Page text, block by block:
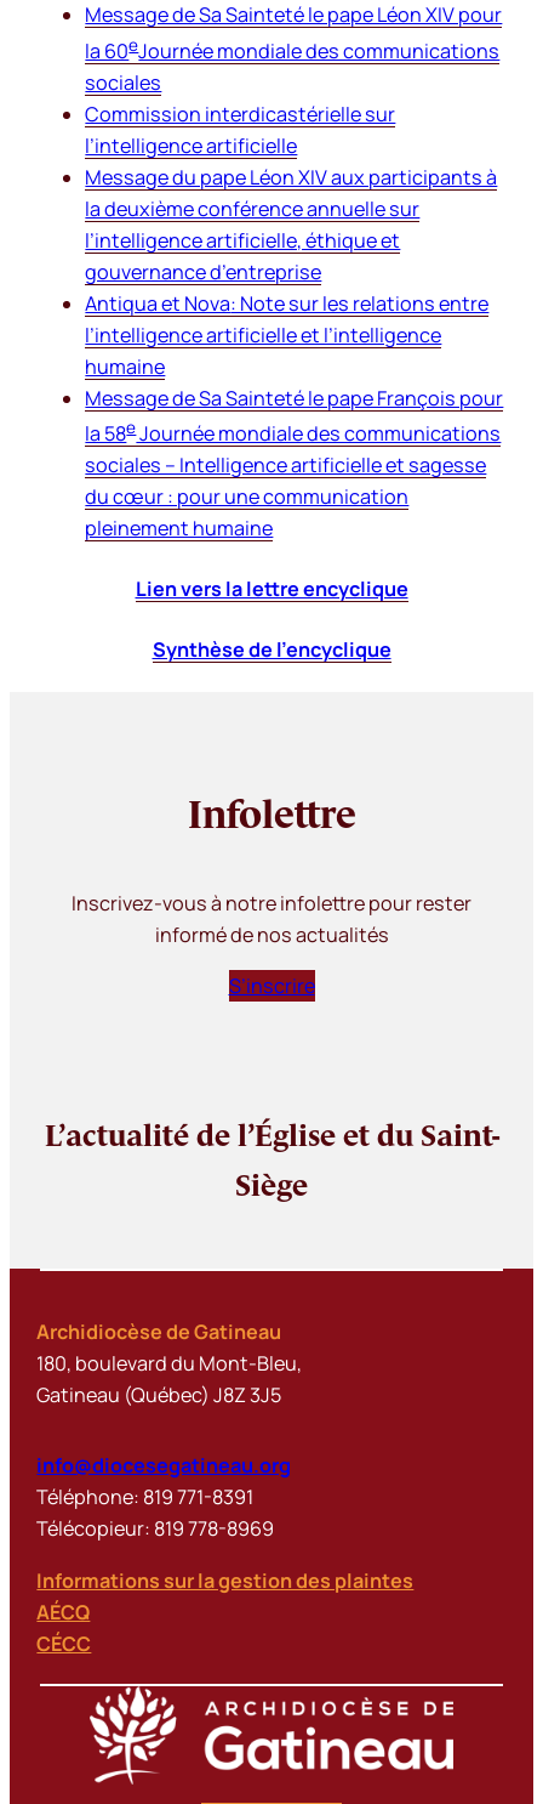
Message de Sa Sainteté le pape Léon XIV pour
la 60eJournée mondiale des communications
sociales
Commission interdicastérielle sur
l’intelligence artificielle
Message du pape Léon XIV aux participants à
la deuxième conférence annuelle sur
l’intelligence artificielle, éthique et
gouvernance d’entreprise
Antiqua et Nova: Note sur les relations entre
l’intelligence artificielle et l’intelligence
humaine
Message de Sa Sainteté le pape François pour
la 58eJournée mondiale des communications
sociales – Intelligence artificielle et sagesse
du cœur : pour une communication
pleinement humaine
Lien vers la lettre encyclique
Synthèse de l’encyclique
Infolettre
Inscrivez-vous à notre infolettre pour rester
informé de nos actualités
S’inscrire
L’actualité de l’Église et du Saint-
Siège
Archidiocèse de Gatineau
180, boulevard du Mont-Bleu,
Gatineau (Québec) J8Z 3J5
info@diocesegatineau.org
Téléphone: 819 771-8391
Télécopieur: 819 778-8969
Informations sur la gestion des plaintes
AÉCQ
CÉCC